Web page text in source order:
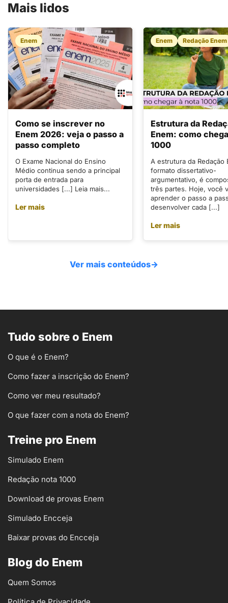
Mais lidos
Enem
Como se inscrever no
Enem 2026: veja o passo a
passo completo
O Exame Nacional do Ensino
Médio continua sendo a principal
porta de entrada para
universidades [...] Leia mais...
Ler mais
Enem Redação Enem
Estrutura da
Enem: como
1000
A estrutura da Redação
formato dissertativo-
argumentativo, é
três partes. Hoje, você
aprender o passo a
desenvolver cada [...]
Ler mais
Ver mais conteúdos→
Tudo sobre o Enem
O que é o Enem?
Como fazer a inscrição do Enem?
Como ver meu resultado?
O que fazer com a nota do Enem?
Treine pro Enem
Simulado Enem
Redação nota 1000
Download de provas Enem
Simulado Encceja
Baixar provas do Encceja
Blog do Enem
Quem Somos